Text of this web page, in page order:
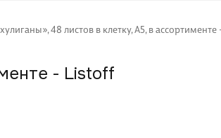
48 листов в клетку, A5, в
- Listoff